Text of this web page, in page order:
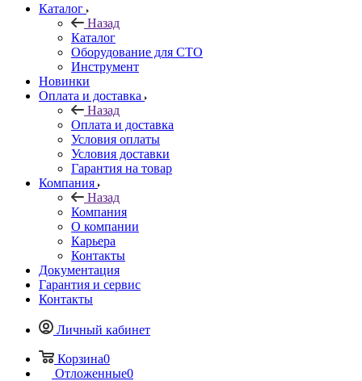
Каталог
Назад
Каталог
Оборудование для СТО
Инструмент
Новинки
Оплата и доставка
Назад
Оплата и доставка
Условия оплаты
Условия доставки
Гарантия на товар
Компания
Назад
Компания
О компании
Карьера
Контакты
Документация
Гарантия и сервис
Контакты
Личный кабинет
Корзина0
Отложенные0